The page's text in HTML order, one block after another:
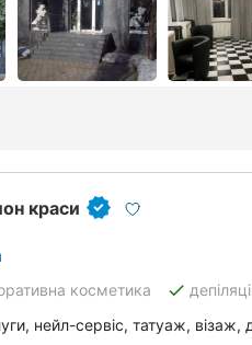
краси
косметика done
нейл-сервіс, татуаж, візаж,